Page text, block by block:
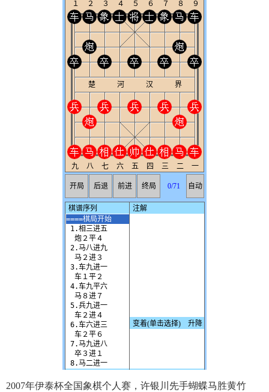
2007年伊泰杯全国象棋个人赛，许银川先手蝴蝶马胜黄竹